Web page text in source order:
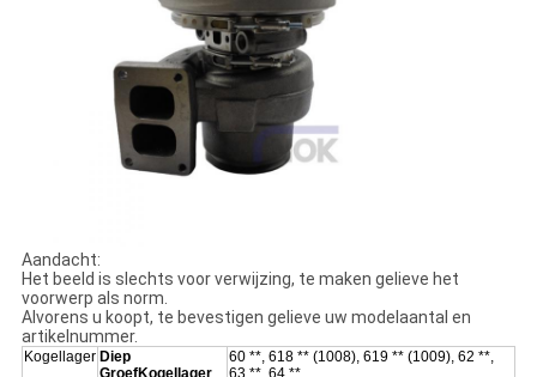
Aandacht:
Het beeld is slechts voor verwijzing, te maken gelieve het
voorwerp als norm.
Alvorens u koopt, te bevestigen gelieve uw modelaantal en
artikelnummer.
Kogellager Diep
60 **, 618 ** (1008), 619 ** (1009), 62 **,